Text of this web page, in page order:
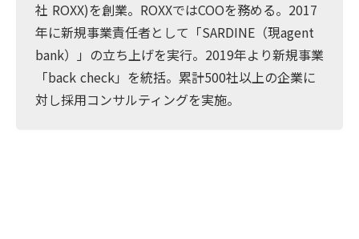
社 ROXX)を創業。ROXXではCOOを務める。2017
年に新規事業責任者として「SARDINE（現agent
bank）」の立ち上げを実行。2019年より新規事業
「back check」を統括。累計500社以上の企業に
対し採用コンサルティングを実施。